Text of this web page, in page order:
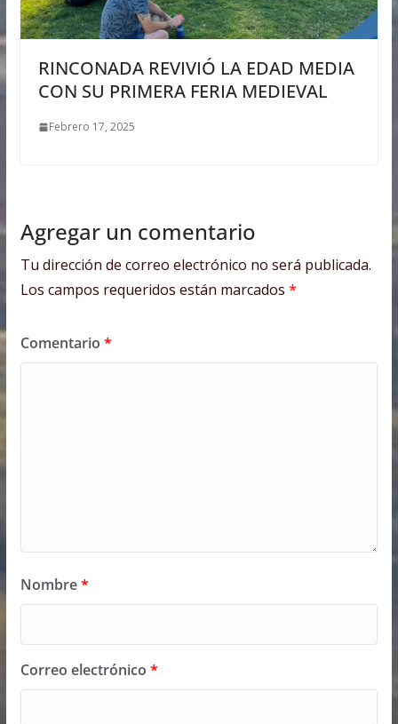
RINCONADA REVIVIÓ LA EDAD MEDIA
CON SU PRIMERA FERIA MEDIEVAL
Febrero 17, 2025
Agregar un comentario
Tu dirección de correo electrónico no será publicada.
Los campos requeridos están marcados *
Comentario *
Nombre*
Correo electrónico *